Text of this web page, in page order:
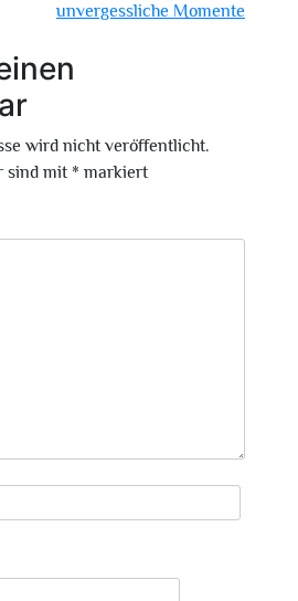
unvergessliche Momente
wird nicht veröffentlicht.
sind mit * markiert